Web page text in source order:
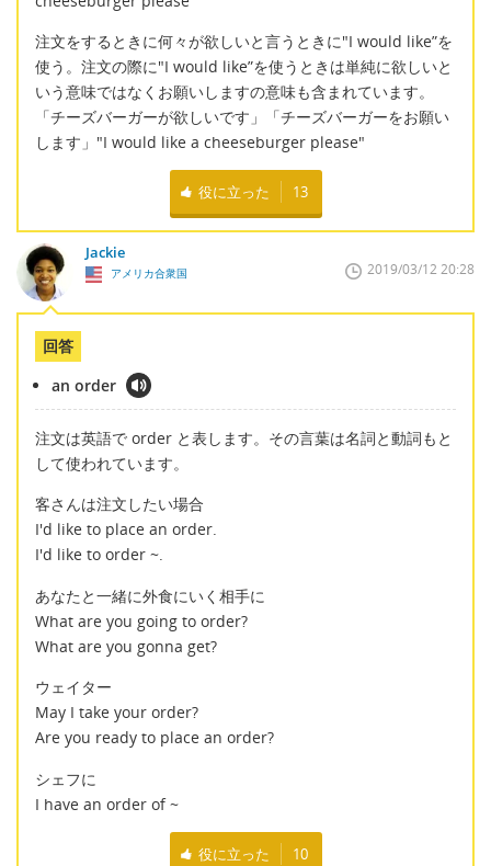
注文をするときに何々が欲しいと言うときに"I would like”を
使う。注文の際に"I would like”を使うときは単純に欲しいと
いう意味ではなくお願いしますの意味も含まれています。
「チーズバーガーが欲しいです」「チーズバーガーをお願い
します」"I would like a cheeseburger please"
役に立った 13
Jackie
アメリカ合衆国 2019/03/12 20:28
回答
an order
注文は英語で order と表します。その言葉は名詞と動詞もと
して使われています。
客さんは注文したい場合
I'd like to place an order.
I'd like to order ~.
あなたと一緒に外食にいく相手に
What are you going to order?
What are you gonna get?
ウェイター
May I take your order?
Are you ready to place an order?
シェフに
I have an order of ~
役に立った 10